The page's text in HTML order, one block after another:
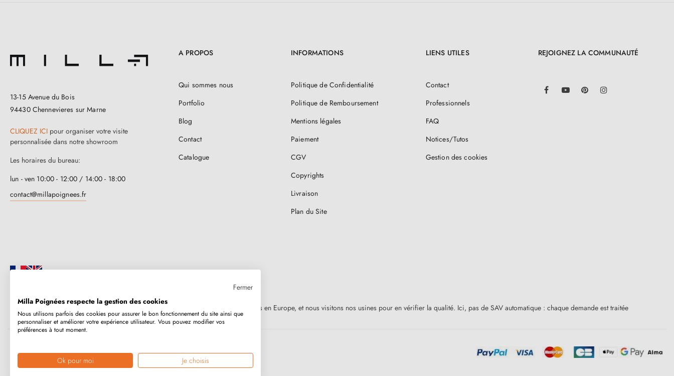
13-15 Avenue du Bois
94430 Chennevieres sur Marne
CLIQUEZ ICI pour organiser votre visite
personnalisée dans notre showroom
Les horaires du bureau:
lun - ven 10:00 - 12:00 / 14:00 - 18:00
contact@millapoignees.fr
A PROPOS
Qui sommes nous
Portfolio
Blog
Contact
Catalogue
INFORMATIONS
Politique de Confidentialité
Politique de Remboursement
Mentions légales
Paiement
CGV
Copyrights
Livraison
Plan du Site
LIENS UTILES
Contact
Professionnels
FAQ
Notices/Tutos
Gestion des cookies
REJOIGNEZ LA COMMUNAUTÉ
FacebookYouTube Pinterest
Millapoignées, c’est une entreprise familiale française. Nos poignées sont fabriquées en Europe, et nous visitons nos usines pour en vérifier la qualité. Ici, pas de SAV automatique : chaque demande est traitée
humainement, au cas par cas.
Copyright © 2026MILLA POIGNEESTous droits réservés.
Fermer
Milla Poignées respecte la gestion des cookies
Nous utilisons parfois des cookies pour assurer le bon fonctionnement du site ainsi que
personnaliser et améliorer votre expérience utilisateur. Vous pouvez modifier vos
préférences à tout moment.
Ok pour moi Je choisis